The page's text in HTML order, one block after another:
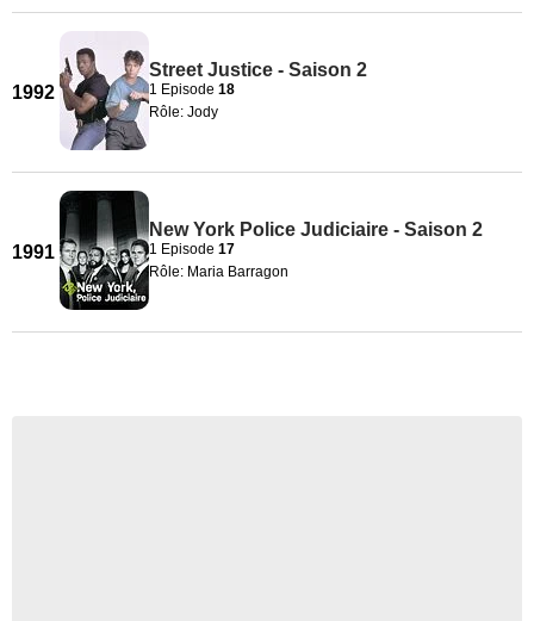
1992
Street Justice - Saison 2
1 Episode 18
Rôle: Jody
1991
New York Police Judiciaire - Saison 2
1 Episode 17
Rôle: Maria Barragon